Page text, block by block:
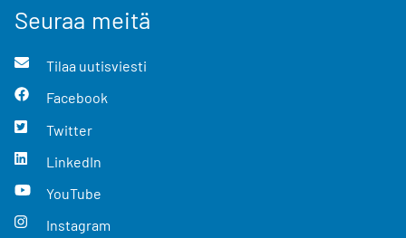
Seuraa meitä
Tilaa uutisviesti
Facebook
Twitter
LinkedIn
YouTube
Instagram